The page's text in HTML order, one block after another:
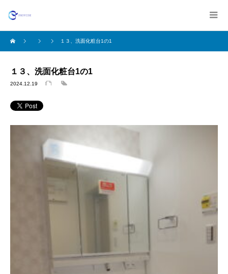
１３、洗面化粧台1の1
１３、洗面化粧台1の1
2024.12.19